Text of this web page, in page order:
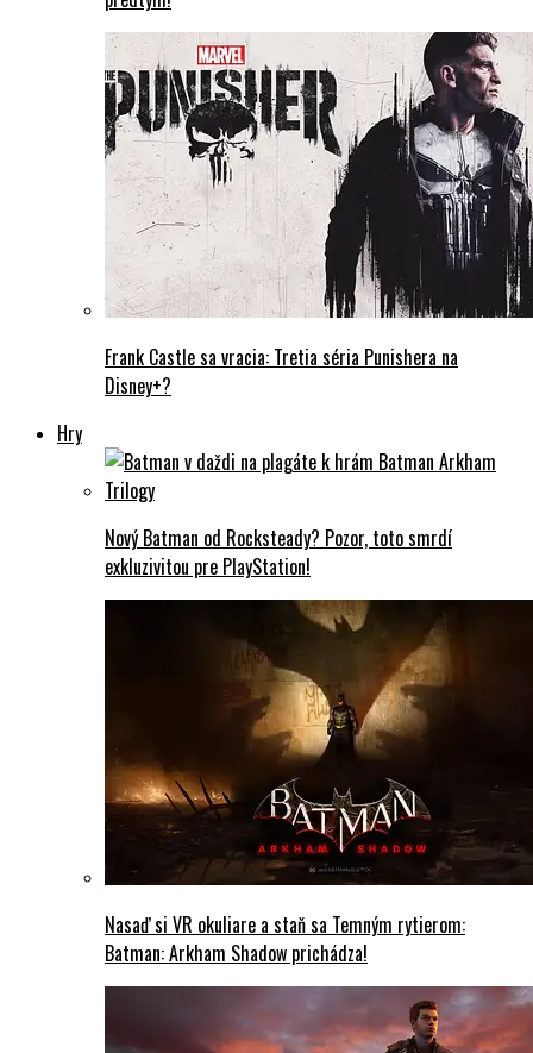
Frank Castle sa vracia: Tretia séria Punishera na
Disney+?
Hry
Nový Batman od Rocksteady? Pozor, toto smrdí
exkluzivitou pre PlayStation!
Nasaď si VR okuliare a staň sa Temným rytierom:
Batman: Arkham Shadow prichádza!